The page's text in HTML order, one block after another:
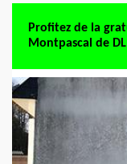
Profitez de la
Montpascal de